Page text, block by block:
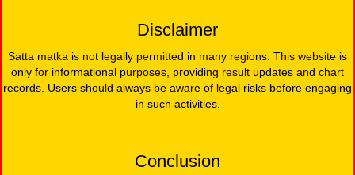
Disclaimer
Satta matka is not legally permitted in many regions. This website is
only for informational purposes, providing result updates and chart
records. Users should always be aware of legal risks before engaging
in such activities.
Conclusion